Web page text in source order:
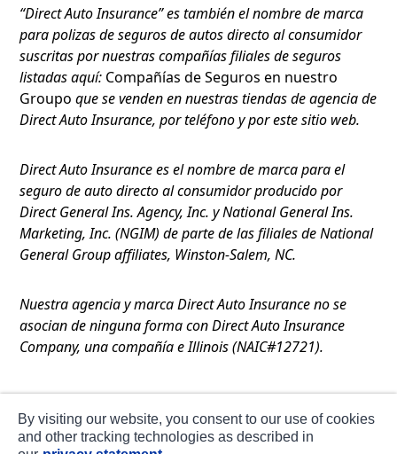
“Direct Auto Insurance” es también el nombre de marca
para polizas de seguros de autos directo al consumidor
suscritas por nuestras compañías filiales de seguros
listadas aquí: Compañías de Seguros en nuestro
Groupo que se venden en nuestras tiendas de agencia de
Direct Auto Insurance, por teléfono y por este sitio web.
Direct Auto Insurance es el nombre de marca para el
seguro de auto directo al consumidor producido por
Direct General Ins. Agency, Inc. y National General Ins.
Marketing, Inc. (NGIM) de parte de las filiales de National
General Group affiliates, Winston-Salem, NC.
Nuestra agencia y marca Direct Auto Insurance no se
asocian de ninguna forma con Direct Auto Insurance
Company, una compañía e Illinois (NAIC#12721).
Privacidad
By visiting our website, you consent to our use of cookies
and other tracking technologies as described in